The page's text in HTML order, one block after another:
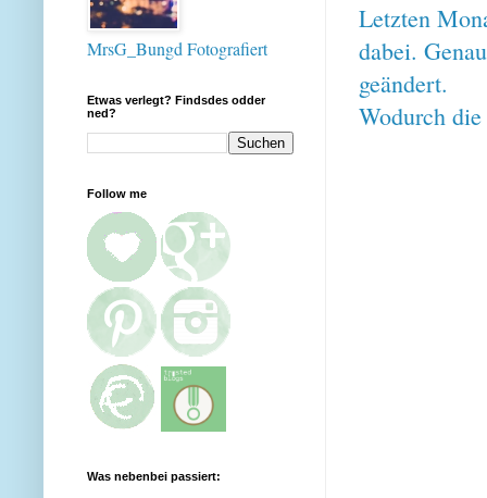
Letzten
dabei.
geändert.
Wodurch
MrsG_Bungd Fotografiert
Etwas verlegt? Findsdes odder
ned?
Follow me
Was nebenbei passiert: